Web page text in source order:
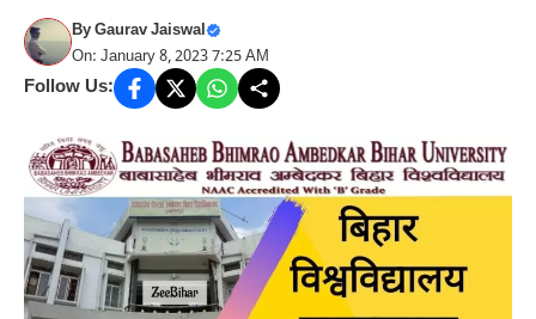
ByGaurav Jaiswal
On: January 8, 2023 7:25 AM
Follow Us: